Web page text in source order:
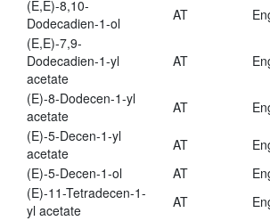
(E,E)-8,10-
Dodecadien-1-ol
AT
(E,E)-7,9-
Dodecadien-1-yl
acetate
AT
(E)-8-Dodecen-1-yl
acetate
AT
(E)-5-Decen-1-yl
acetate
AT
(E)-5-Decen-1-ol
AT
(E)-11-Tetradecen-1-
yl acetate
AT